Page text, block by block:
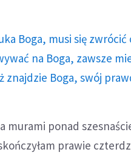
Boga, musi się
na Boga, zawsze
znajdzie Boga, swój
murami ponad
prawie